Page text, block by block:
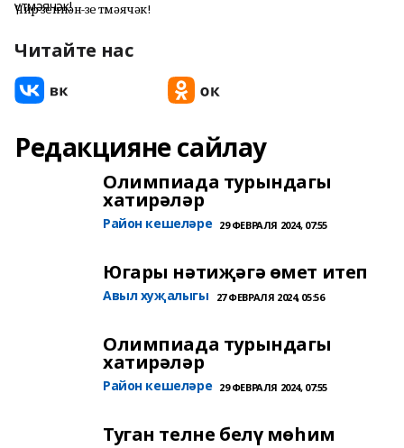
Чир үзеннән-үзе үтмәячәк!
Читайте нас
Редакцияне сайлау
Олимпиада турындагы
хатирәләр
Район кешеләре 29 ФЕВРАЛЯ 2024, 07:55
Югары нәтиҗәгә өмет итеп
Авыл хуҗалыгы 27 ФЕВРАЛЯ 2024, 05:56
Олимпиада турындагы
хатирәләр
Район кешеләре 29 ФЕВРАЛЯ 2024, 07:55
Туган телне белү мөһим